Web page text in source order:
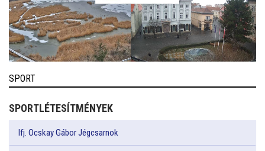
SPORT
SPORTLÉTESÍTMÉNYEK
Ifj. Ocskay Gábor Jégcsarnok